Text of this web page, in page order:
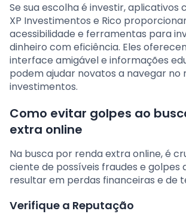
Se sua escolha é investir, aplicativos
XP Investimentos e Rico
acessibilidade e ferramentas para
dinheiro com eficiência. Eles
interface amigável e informações
podem ajudar novatos a navegar no
investimentos.
Como evitar golpes ao
extra online
Na busca por renda extra online, é
ciente de possíveis fraudes e golpes
resultar em perdas financeiras e de
Verifique a Reputação